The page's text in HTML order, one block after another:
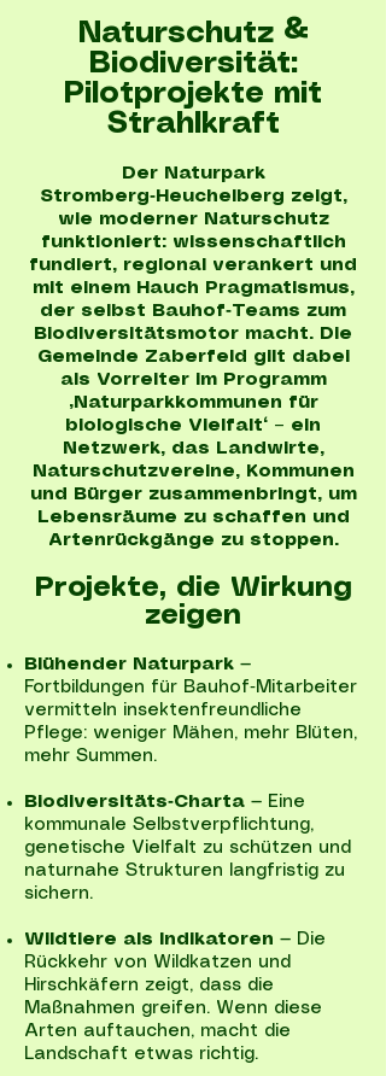
Naturschutz &
Biodiversität:
Pilotprojekte mit
Strahlkraft
Der Naturpark
Stromberg‑Heuchelberg zeigt,
wie moderner Naturschutz
funktioniert: wissenschaftlich
fundiert, regional verankert und
mit einem Hauch Pragmatismus,
der selbst Bauhof‑Teams zum
Biodiversitätsmotor macht. Die
Gemeinde Zaberfeld gilt dabei
als Vorreiter im Programm
„Naturparkkommunen für
biologische Vielfalt“ – ein
Netzwerk, das Landwirte,
Naturschutzvereine, Kommunen
und Bürger zusammenbringt, um
Lebensräume zu schaffen und
Artenrückgänge zu stoppen.
Projekte, die Wirkung
zeigen
Blühender Naturpark —
Fortbildungen für Bauhof‑Mitarbeiter
vermitteln insektenfreundliche
Pflege: weniger Mähen, mehr Blüten,
mehr Summen.
Biodiversitäts‑Charta — Eine
kommunale Selbstverpflichtung,
genetische Vielfalt zu schützen und
naturnahe Strukturen langfristig zu
sichern.
Wildtiere als Indikatoren — Die
Rückkehr von Wildkatzen und
Hirschkäfern zeigt, dass die
Maßnahmen greifen. Wenn diese
Arten auftauchen, macht die
Landschaft etwas richtig.